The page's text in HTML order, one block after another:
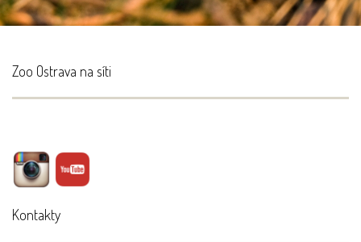
Zoo Ostrava na síti
Kontakty